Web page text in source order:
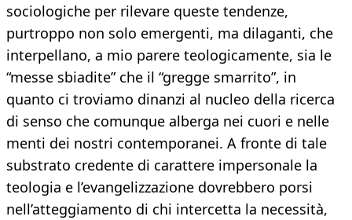
sociologiche per rilevare queste tendenze,
purtroppo non solo emergenti, ma dilaganti, che
interpellano, a mio parere teologicamente, sia le
“messe sbiadite” che il “gregge smarrito”, in
quanto ci troviamo dinanzi al nucleo della ricerca
di senso che comunque alberga nei cuori e nelle
menti dei nostri contemporanei. A fronte di tale
substrato credente di carattere impersonale la
teologia e l’evangelizzazione dovrebbero porsi
nell’atteggiamento di chi intercetta la necessità,